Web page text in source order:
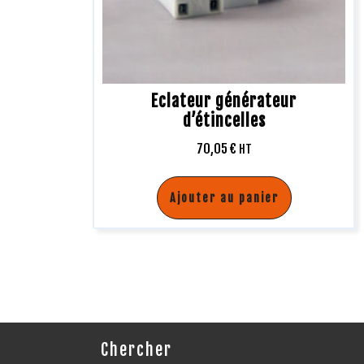
Eclateur générateur
d’étincelles
70,05 € HT
Ajouter au panier
Chercher